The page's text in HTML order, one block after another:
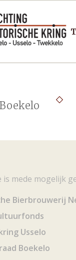
is mede mogelijk
Bierbrouwerij
Usselo
Boekelo